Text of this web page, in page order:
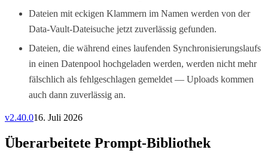
Dateien mit eckigen Klammern im Namen werden von der
Data-Vault-Dateisuche jetzt zuverlässig gefunden.
Dateien, die während eines laufenden Synchronisierungslaufs
in einen Datenpool hochgeladen werden, werden nicht mehr
fälschlich als fehlgeschlagen gemeldet — Uploads kommen
auch dann zuverlässig an.
v2.40.016. Juli 2026
Überarbeitete Prompt-Bibliothek